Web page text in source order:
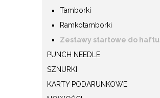
Tamborki
Ramkotamborki
Zestawy startowe do haftu
PUNCH NEEDLE
SZNURKI
KARTY PODARUNKOWE